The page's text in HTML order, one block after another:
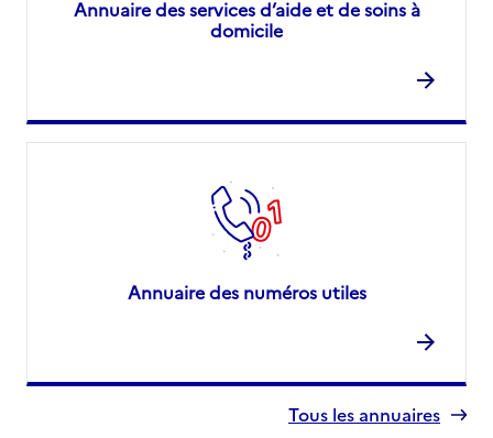
Annuaire des services d’aide et de soins à
domicile
Annuaire des numéros utiles
Tous les annuaires